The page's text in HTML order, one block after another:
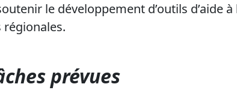
le développement d’outils d’aide
prévues